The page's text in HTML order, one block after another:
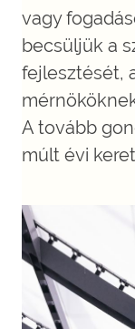
vagy
becsüljük a
fejlesztését,
A tovább
múlt évi